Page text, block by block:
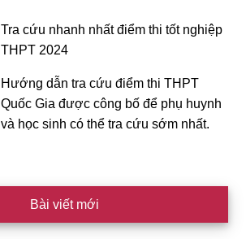
Tra cứu nhanh nhất điểm thi tốt nghiệp
THPT 2024
Hướng dẫn tra cứu điểm thi THPT
Quốc Gia được công bố để phụ huynh
và học sinh có thể tra cứu sớm nhất.
Bài viết mới